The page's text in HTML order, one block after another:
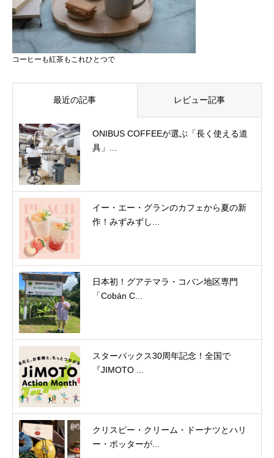
コーヒーも紅茶もこれひとつで
最近の記事 レビュー記事
ONIBUS COFFEEが選ぶ「長く使える道
具」...
イー・エー・グランのカフェから夏の新
作！みずみずし...
日本初！グアテマラ・コバン地区専門
「Cobán C...
スターバックス30周年記念！全国で
『JIMOTO ...
クリスピー・クリーム・ドーナツとハリ
ー・ポッターが...